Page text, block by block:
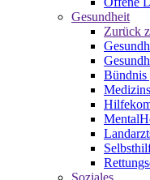
Gesundheit
Zurück
Bündnis
Soziales